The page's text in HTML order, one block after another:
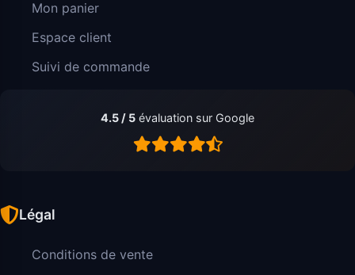
Mon panier
Espace client
Suivi de commande
4.5 / 5 évaluation sur Google
Légal
Conditions de vente